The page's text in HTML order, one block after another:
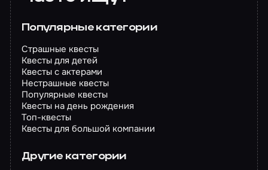
Популярные категории
Страшные квесты
Квесты для детей
Квесты с актерами
Нестрашные квесты
Популярные квесты
Квесты на день рождения
Топ-квесты
Квесты для большой компании
Другие категории